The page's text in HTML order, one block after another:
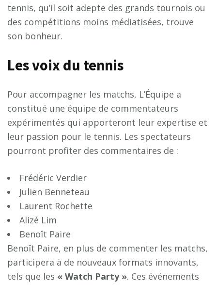
tennis, qu’il soit adepte des grands tournois ou
des compétitions moins médiatisées, trouve
son bonheur.
Les voix du tennis
Pour accompagner les matchs, L’Équipe a
constitué une équipe de commentateurs
expérimentés qui apporteront leur expertise et
leur passion pour le tennis. Les spectateurs
pourront profiter des commentaires de :
Frédéric Verdier
Julien Benneteau
Laurent Rochette
Alizé Lim
Benoît Paire
Benoît Paire, en plus de commenter les matchs,
participera à de nouveaux formats innovants,
tels que les « Watch Party ». Ces événements